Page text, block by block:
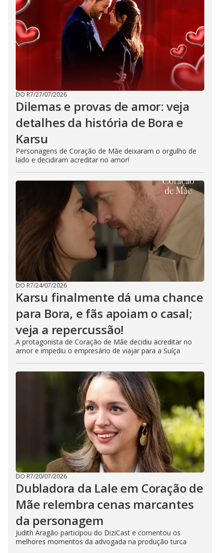
DO R7/27/07/2026
Dilemas e provas de amor: veja
detalhes da história de Bora e
Karsu
Personagens de Coração de Mãe deixaram o orgulho de
lado e decidiram acreditar no amor!
DO R7/24/07/2026
Karsu finalmente dá uma chance
para Bora, e fãs apoiam o casal;
veja a repercussão!
A protagonista de Coração de Mãe decidiu acreditar no
amor e impediu o empresário de viajar para a Suíça
DO R7/20/07/2026
Dubladora da Lale em Coração de
Mãe relembra cenas marcantes
da personagem
Judith Aragão participou do DiziCast e comentou os
melhores momentos da advogada na produção turca